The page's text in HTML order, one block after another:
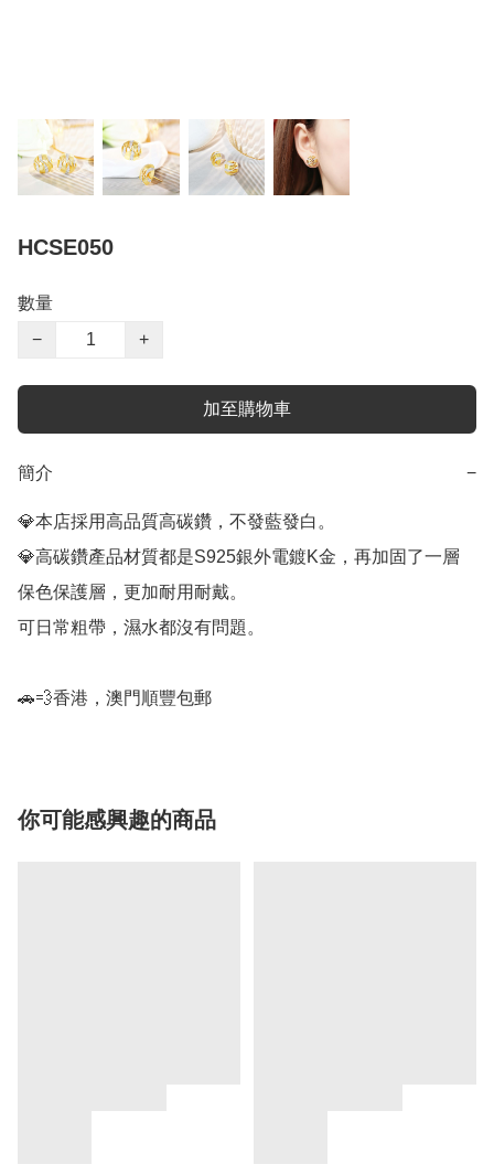
HCSE050
數量
−
+
加至購物車
簡介 −
💎本店採用高品質高碳鑽，不發藍發白。
💎高碳鑽產品材質都是S925銀外電鍍K金，再加固了一層
保色保護層，更加耐用耐戴。
可日常粗帶，濕水都沒有問題。
🚗💨香港，澳門順豐包郵
你可能感興趣的商品